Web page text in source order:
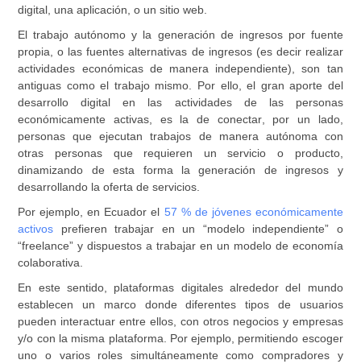
digital, una aplicación, o un sitio web.
El trabajo autónomo y la generación de ingresos por fuente
propia, o las fuentes alternativas de ingresos (es decir realizar
actividades económicas de manera independiente), son tan
antiguas como el trabajo mismo. Por ello, el gran aporte del
desarrollo digital en las actividades de las personas
económicamente activas, es la de conectar, por un lado,
personas que ejecutan trabajos de manera autónoma con
otras personas que requieren un servicio o producto,
dinamizando de esta forma la generación de ingresos y
desarrollando la oferta de servicios.
Por ejemplo, en Ecuador el 57 % de jóvenes económicamente
activos prefieren trabajar en un “modelo independiente” o
“freelance” y dispuestos a trabajar en un modelo de economía
colaborativa.
En este sentido, plataformas digitales alrededor del mundo
establecen un marco donde diferentes tipos de usuarios
pueden interactuar entre ellos, con otros negocios y empresas
y/o con la misma plataforma. Por ejemplo, permitiendo escoger
uno o varios roles simultáneamente como compradores y